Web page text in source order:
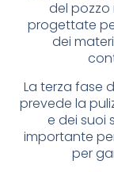
del pozzo
progettate
dei
La terza fase
prevede la
e dei suoi
importante
per